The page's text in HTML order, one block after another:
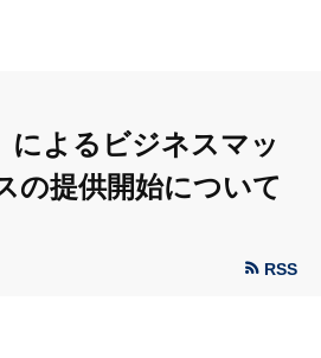
によるビジネスマッ
の提供開始について
RSS